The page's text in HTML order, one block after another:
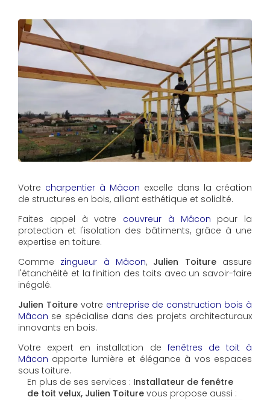
Votre charpentier à Mâcon excelle dans la création
de structures en bois, alliant esthétique et solidité.
Faites appel à votre couvreur à Mâcon pour la
protection et l'isolation des bâtiments, grâce à une
expertise en toiture.
Comme zingueur à Mâcon, Julien Toitureassure
l'étanchéité et la finition des toits avec un savoir-faire
inégalé.
Julien Toiture votre entreprise de construction bois à
Mâcon se spécialise dans des projets architecturaux
innovants en bois.
Votre expert en installation de fenêtres de toit à
Mâcon apporte lumière et élégance à vos espaces
sous toiture.
En plus de ses services : Installateur de fenêtre
de toit velux, Julien Toiture vous propose aussi :